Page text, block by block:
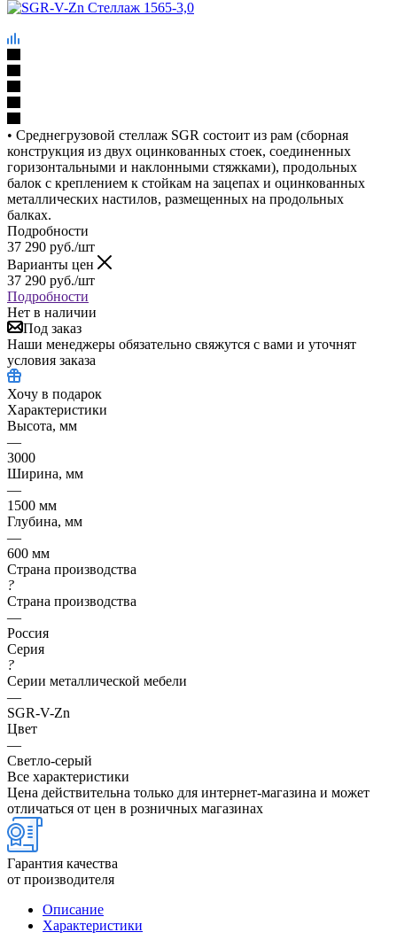
• Среднегрузовой стеллаж SGR состоит из рам (сборная
конструкция из двух оцинкованных стоек, соединенных
горизонтальными и наклонными стяжками), продольных
балок с креплением к стойкам на зацепах и оцинкованных
металлических настилов, размещенных на продольных
балках.
Подробности
37 290 руб./шт
Варианты цен
37 290 руб./шт
Подробности
Нет в наличии
Под заказ
Наши менеджеры обязательно свяжутся с вами и уточнят
условия заказа
Хочу в подарок
Характеристики
Высота, мм
—
3000
Ширина, мм
—
1500 мм
Глубина, мм
—
600 мм
Страна производства
?
Страна производства
—
Россия
Серия
?
Серии металлической мебели
—
SGR-V-Zn
Цвет
—
Светло-серый
Все характеристики
Цена действительна только для интернет-магазина и может
отличаться от цен в розничных магазинах
Гарантия качества
от производителя
Описание
Характеристики